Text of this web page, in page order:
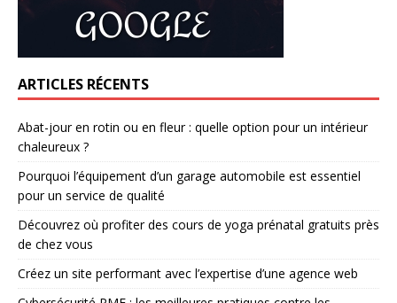
ARTICLES RÉCENTS
Abat-jour en rotin ou en fleur : quelle option pour un intérieur
chaleureux ?
Pourquoi l’équipement d’un garage automobile est essentiel
pour un service de qualité
Découvrez où profiter des cours de yoga prénatal gratuits près
de chez vous
Créez un site performant avec l’expertise d’une agence web